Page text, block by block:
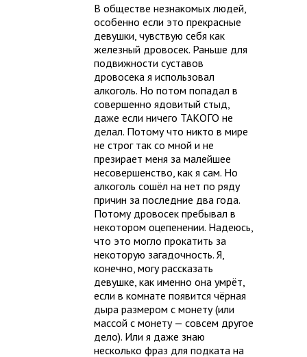
В обществе незнакомых людей,
особенно если это прекрасные
девушки, чувствую себя как
железный дровосек. Раньше для
подвижности суставов
дровосека я использовал
алкоголь. Но потом попадал в
совершенно ядовитый стыд,
даже если ничего ТАКОГО не
делал. Потому что никто в мире
не строг так со мной и не
презирает меня за малейшее
несовершенство, как я сам. Но
алкоголь сошёл на нет по ряду
причин за последние два года.
Потому дровосек пребывал в
некотором оцепенении. Надеюсь,
что это могло прокатить за
некоторую загадочность. Я,
конечно, могу рассказать
девушке, как именно она умрёт,
если в комнате появится чёрная
дыра размером с монету (или
массой с монету — совсем другое
дело). Или я даже знаю
несколько фраз для подката на